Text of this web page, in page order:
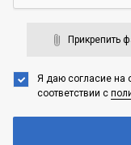
Прикрепить
Я даю согласие на
соответствии с